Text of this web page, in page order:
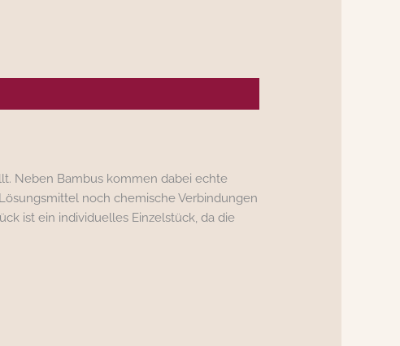
Neben Bambus kommen dabei echte
noch chemische Verbindungen
ist ein individuelles Einzelstück, da die